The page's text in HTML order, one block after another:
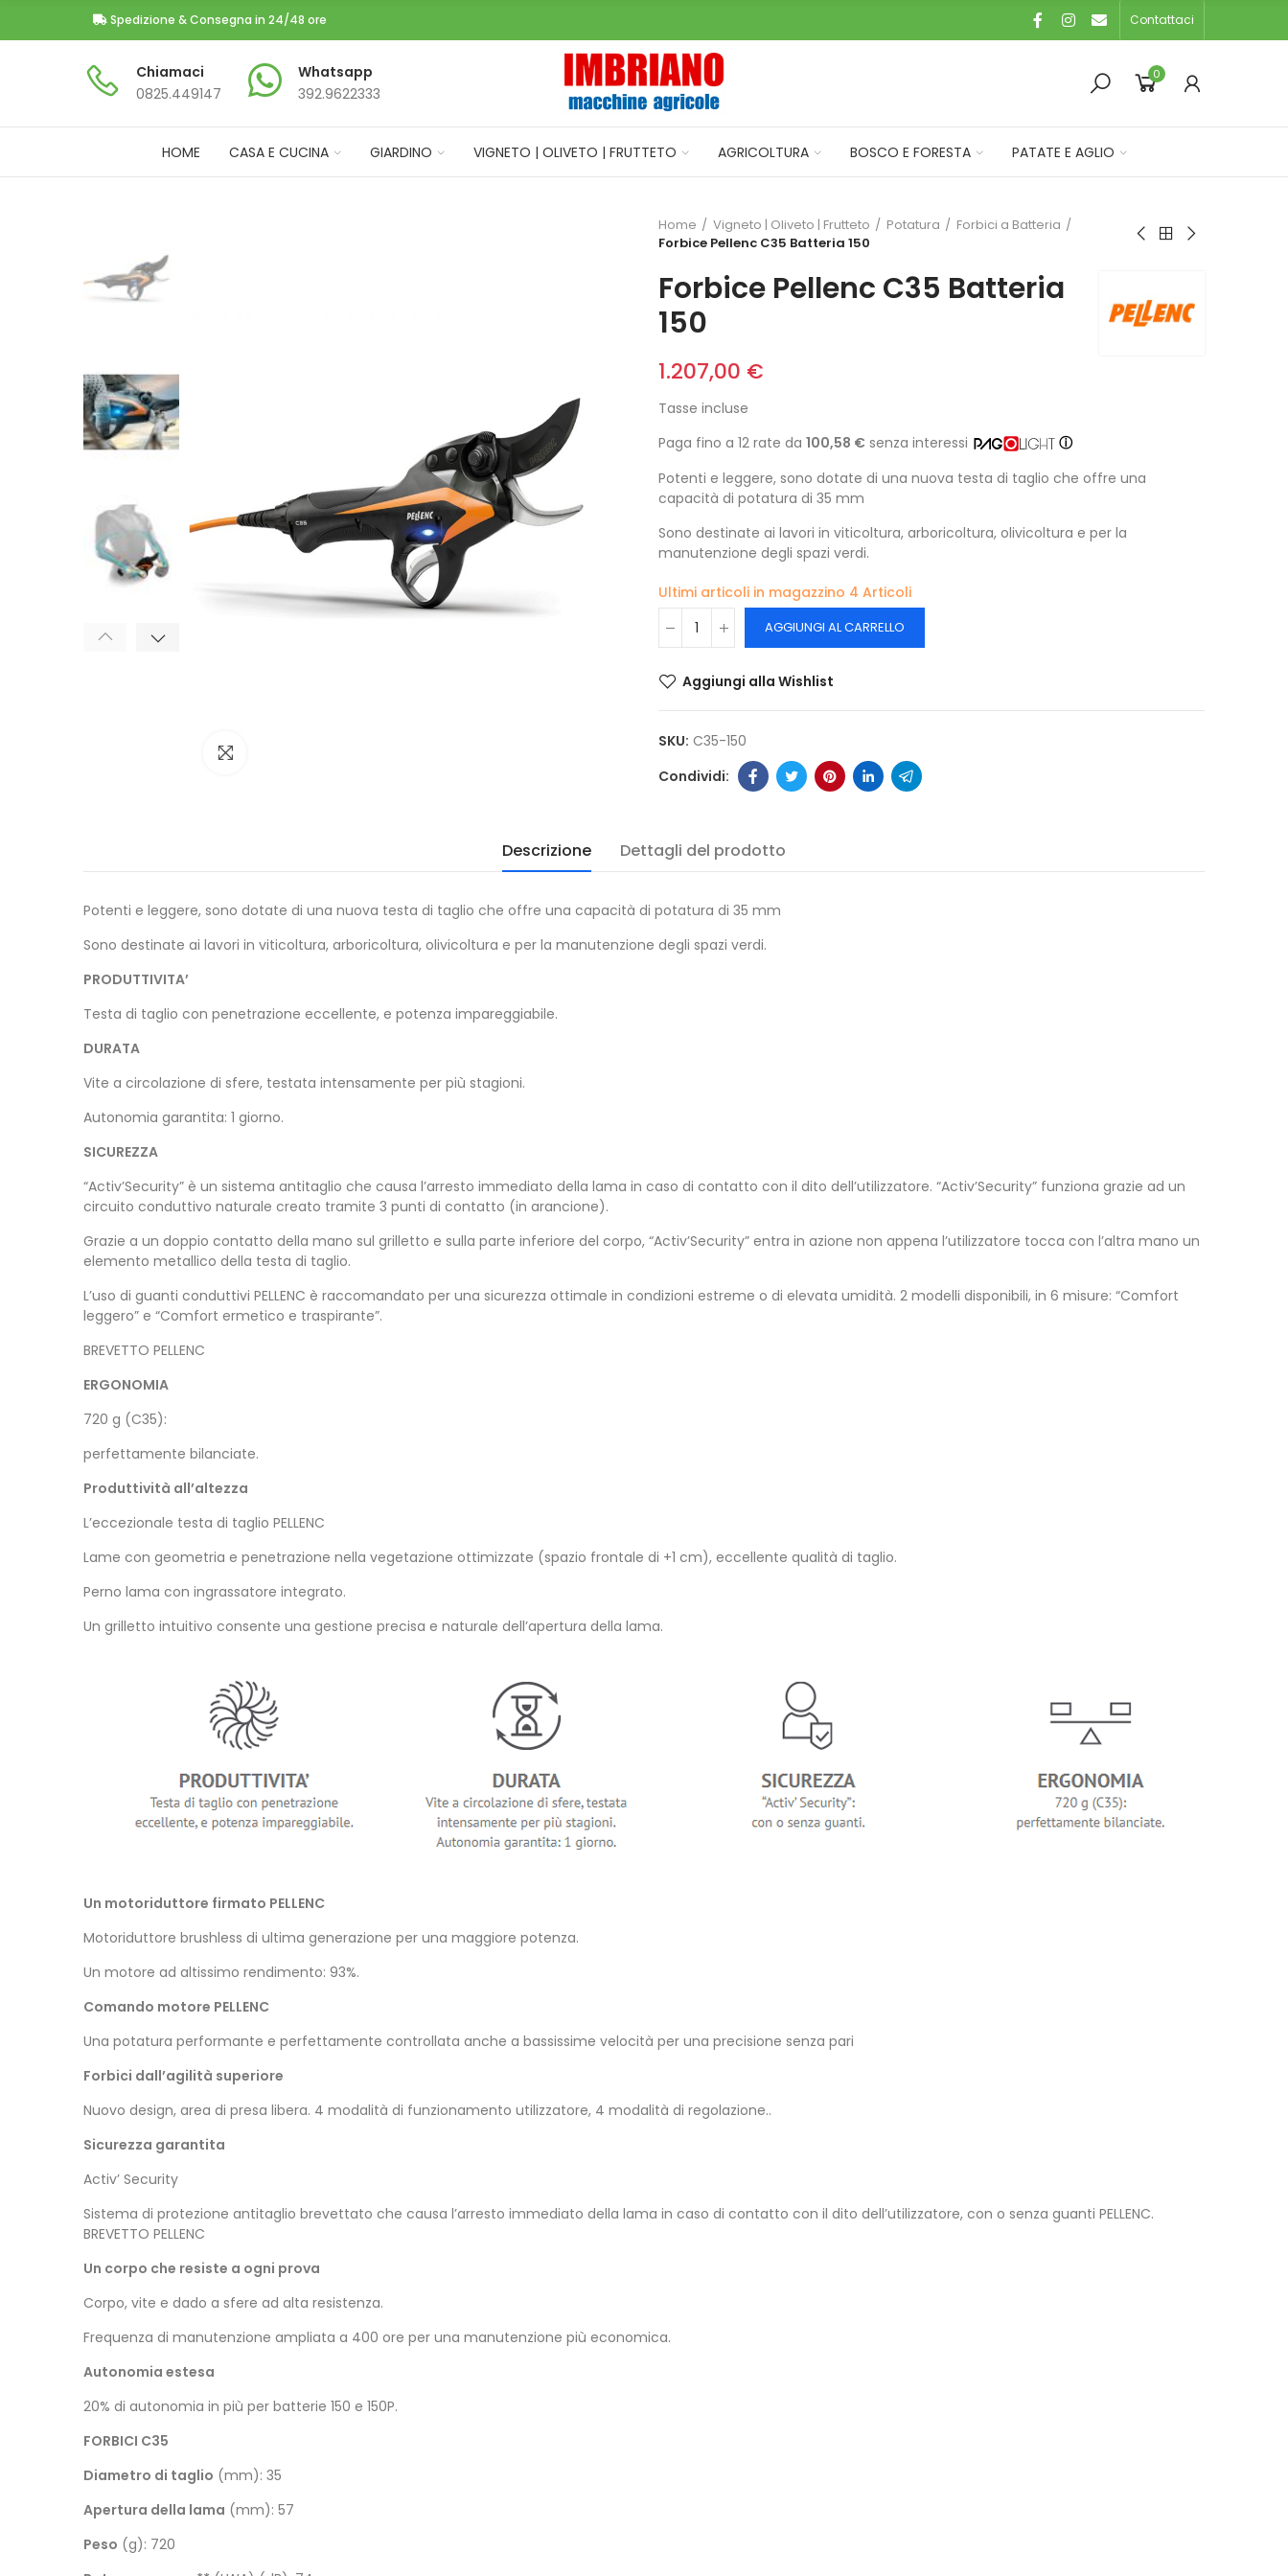
Spedizione & Consegna in 24/48 ore Contattaci
Chiamaci
0825.449147​
Whatsapp
392.9622333
0
HOME CASA E CUCINA GIARDINO VIGNETO | OLIVETO | FRUTTETO AGRICOLTURA BOSCO E FORESTA PATATE E AGLIO
Home Vigneto | Oliveto | Frutteto Potatura
Forbici a Batteria
Forbice Pellenc C35 Batteria 150
Forbice Pellenc C35 Batteria
150
1.207,00 €
Tasse incluse
Paga fino a 12 rate da 100,58 € senza interessi
ⓘ
Potenti e leggere, sono dotate di una nuova testa di taglio che offre una
capacità di potatura di 35 mm
Sono destinate ai lavori in viticoltura, arboricoltura, olivicoltura e per la
manutenzione degli spazi verdi.
Ultimi articoli in magazzino 4 Articoli
AGGIUNGI AL CARRELLO
Aggiungi alla Wishlist
SKU: C35-150
Descrizione Dettagli del prodotto
Potenti e leggere, sono dotate di una nuova testa di taglio che offre una capacità di potatura di 35 mm
Sono destinate ai lavori in viticoltura, arboricoltura, olivicoltura e per la manutenzione degli spazi verdi.
PRODUTTIVITA’
Testa di taglio con penetrazione eccellente, e potenza impareggiabile.
DURATA
Vite a circolazione di sfere, testata intensamente per più stagioni.
Autonomia garantita: 1 giorno.
SICUREZZA
“Activ’Security” è un sistema antitaglio che causa l’arresto immediato della lama in caso di contatto con il dito dell’utilizzatore. “Activ’Security” funziona grazie ad un
circuito conduttivo naturale creato tramite 3 punti di contatto (in arancione).
Grazie a un doppio contatto della mano sul grilletto e sulla parte inferiore del corpo, “Activ’Security” entra in azione non appena l’utilizzatore tocca con l’altra mano un
elemento metallico della testa di taglio.
L’uso di guanti conduttivi PELLENC è raccomandato per una sicurezza ottimale in condizioni estreme o di elevata umidità. 2 modelli disponibili, in 6 misure: “Comfort
leggero” e “Comfort ermetico e traspirante”.
BREVETTO PELLENC
ERGONOMIA
720 g (C35):
perfettamente bilanciate.
Produttività all’altezza
L’eccezionale testa di taglio PELLENC
Lame con geometria e penetrazione nella vegetazione ottimizzate (spazio frontale di +1 cm), eccellente qualità di taglio.
Perno lama con ingrassatore integrato.
Un grilletto intuitivo consente una gestione precisa e naturale dell’apertura della lama.
Un motoriduttore firmato PELLENC
Motoriduttore brushless di ultima generazione per una maggiore potenza.
Un motore ad altissimo rendimento: 93%.
Comando motore PELLENC
Una potatura performante e perfettamente controllata anche a bassissime velocità per una precisione senza pari
Forbici dall’agilità superiore
Nuovo design, area di presa libera. 4 modalità di funzionamento utilizzatore, 4 modalità di regolazione..
Sicurezza garantita
Activ’ Security
Sistema di protezione antitaglio brevettato che causa l’arresto immediato della lama in caso di contatto con il dito dell’utilizzatore, con o senza guanti PELLENC.
BREVETTO PELLENC
Un corpo che resiste a ogni prova
Corpo, vite e dado a sfere ad alta resistenza.
Frequenza di manutenzione ampliata a 400 ore per una manutenzione più economica.
Autonomia estesa
20% di autonomia in più per batterie 150 e 150P.
FORBICI C35
Diametro di taglio (mm): 35
Apertura della lama (mm): 57
Peso (g): 720